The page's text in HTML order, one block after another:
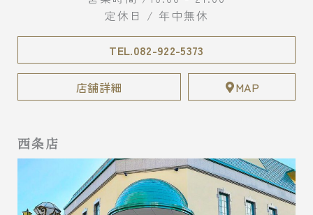
定休日 / 年中無休
TEL.082-922-5373
店舗詳細 MAP
西条店